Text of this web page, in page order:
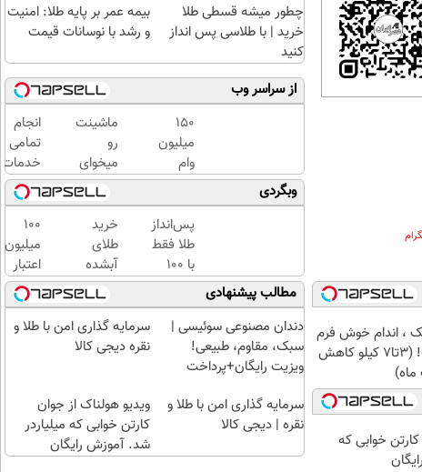
، اندام خوش فرم
آرزو نیست! (3تا7 کیلو کاهش
خوابی که
چطور میشه قسطی طلا
خرید | با طلاسی پس انداز
کنید
بیمه عمر بر پایه طلا: امنیت
و رشد با نوسانات قیمت
از سراسر وب
150
میلیون
وام
بگیر،
طلای
آب
شده و
زینتی
بخر
ماشینت
رو
میخوای
بفروشی؟
اینجا یک
روزه
برات
میفروشه
انجام
تمامی
خدمات
در محل
با یدک
دات
وبگردی
پس‌انداز
طلا فقط
با ۱۰۰
هزارتومان
(امن و
راحت)
خرید
طلای
آبشده
حتی با
۱۰۰هزارتومان
100
میلیون
اعتبار
خرید
طلای
آب
مطالب پیشنهادی
دندان مصنوعی سوئیسی |
سبک، مقاوم، طبیعی!
ویزیت رایگان+پرداخت
سرمایه گذاری امن با طلا و
نقره دیجی کالا
سرمایه گذاری امن با طلا و
نقره | دیجی کالا
ویدیو هولناک از جوان
کارتن خوابی که میلیاردر
شد. آموزش رایگان